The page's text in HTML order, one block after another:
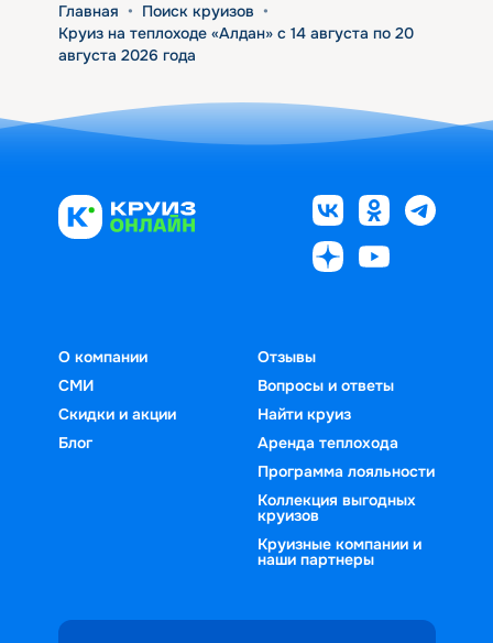
Главная • Поиск круизов •
Круиз на теплоходе «Алдан» с 14 августа по 20
августа 2026 года
О компании
СМИ
Скидки и акции
Блог
Отзывы
Вопросы и ответы
Найти круиз
Аренда теплохода
Программа лояльности
Коллекция выгодных
круизов
Круизные компании и
наши партнеры